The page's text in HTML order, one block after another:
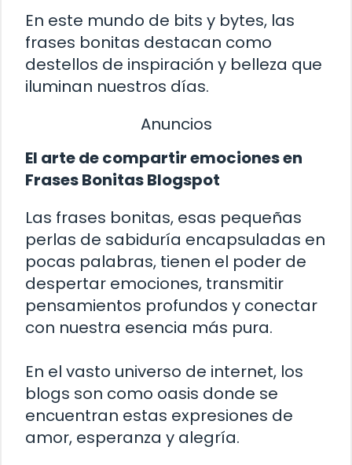
En este mundo de bits y bytes, las
frases bonitas destacan como
destellos de inspiración y belleza que
iluminan nuestros días.
Anuncios
El arte de compartir emociones en
Frases Bonitas Blogspot
Las frases bonitas, esas pequeñas
perlas de sabiduría encapsuladas en
pocas palabras, tienen el poder de
despertar emociones, transmitir
pensamientos profundos y conectar
con nuestra esencia más pura.
En el vasto universo de internet, los
blogs son como oasis donde se
encuentran estas expresiones de
amor, esperanza y alegría.